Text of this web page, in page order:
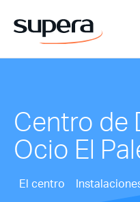
Centro de
Ocio El
El centro